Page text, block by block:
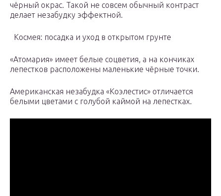
чёрный окрас. Такой не совсем обычный контраст
делает незабудку эффектной.
Космея: посадка и уход в открытом грунте
«Атомария» имеет белые соцветия, а на кончиках
лепестков расположены маленькие чёрные точки.
Американская незабудка «Коэлестис» отличается
белыми цветами с голубой каймой на лепестках.